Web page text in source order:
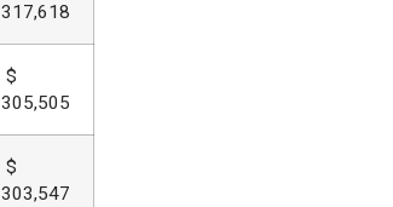
317,618
$
305,505
$
303,547